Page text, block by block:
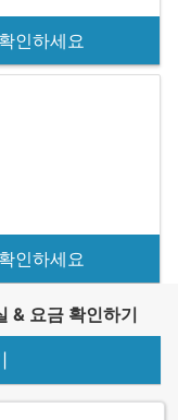
인하세요
인하세요
& 요금 확인하기